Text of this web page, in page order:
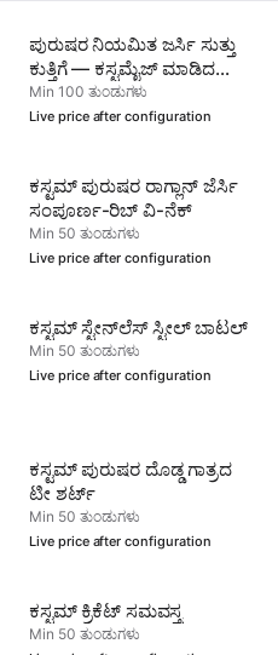
ಪುರುಷರ ನಿಯಮಿತ ಜರ್ಸಿ ಸುತ್ತು
ಕುತ್ತಿಗೆ — ಕಸ್ಟಮೈಜ್ ಮಾಡಿದ
ಕ್ರೀಡಾ ಉಡುಪು
Min 100 ತುಂಡುಗಳು
Live price after configuration
ಕಸ್ಟಮ್ ಪುರುಷರ ರಾಗ್ಲಾನ್ ಜೆರ್ಸಿ
ಸಂಪೂರ್ಣ-ರಿಬ್ ವಿ-ನೆಕ್
Min 50 ತುಂಡುಗಳು
Live price after configuration
ಕಸ್ಟಮ್ ಸ್ಟೇನ್‌ಲೆಸ್ ಸ್ಟೀಲ್ ಬಾಟಲ್
Min 50 ತುಂಡುಗಳು
Live price after configuration
ಕಸ್ಟಮ್ ಪುರುಷರ ದೊಡ್ಡ ಗಾತ್ರದ
ಟೀ ಶರ್ಟ್
Min 50 ತುಂಡುಗಳು
Live price after configuration
ಕಸ್ಟಮ್ ಕ್ರಿಕೆಟ್ ಸಮವಸ್ತ್ರ
Min 50 ತುಂಡುಗಳು